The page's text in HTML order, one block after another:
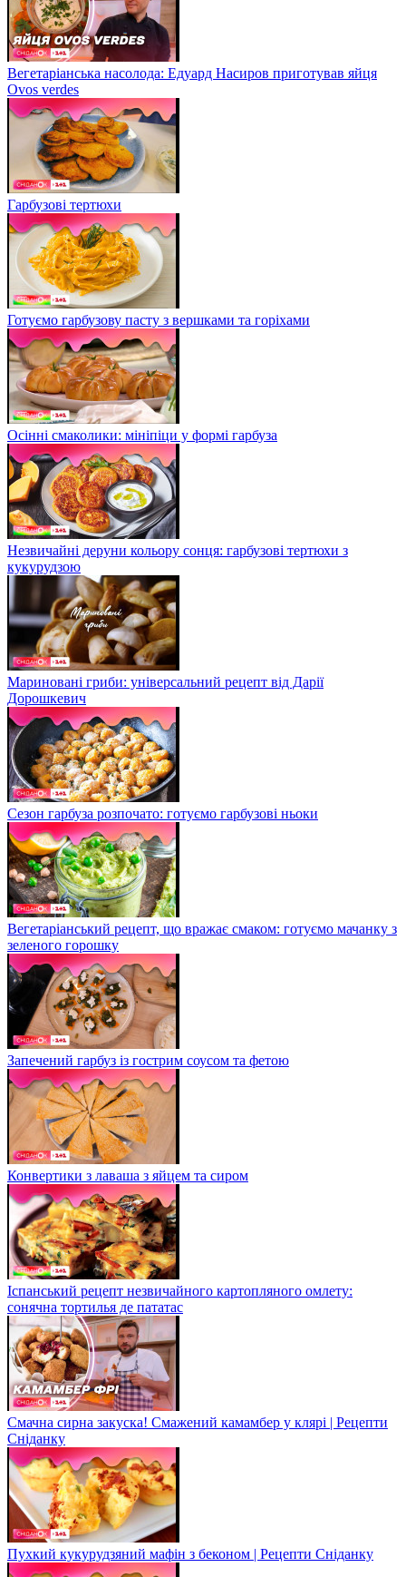
Вегетаріанська насолода: Едуард Насиров приготував яйця
Ovos verdes
Гарбузові тертюхи
Готуємо гарбузову пасту з вершками та горіхами
Осінні смаколики: мініпіци у формі гарбуза
Незвичайні деруни кольору сонця: гарбузові тертюхи з
кукурудзою
Мариновані гриби: універсальний рецепт від Дарії
Дорошкевич
Сезон гарбуза розпочато: готуємо гарбузові ньоки
Вегетаріанський рецепт, що вражає смаком: готуємо мачанку з
зеленого горошку
Запечений гарбуз із гострим соусом та фетою
Конвертики з лаваша з яйцем та сиром
Іспанський рецепт незвичайного картопляного омлету:
сонячна тортилья де пататас
Смачна сирна закуска! Смажений камамбер у клярі | Рецепти
Сніданку
Пухкий кукурудзяний мафін з беконом | Рецепти Сніданку